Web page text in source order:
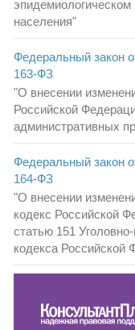
эпидемиологическом
населения"
Федеральный закон
163-ФЗ
"О внесении
Российской
административных
Федеральный закон
164-ФЗ
"О внесении
кодекс Российской
статью 151
кодекса Российской